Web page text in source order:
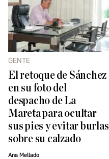
GENTE
El retoque de Sánchez
en su foto del
despacho de La
Mareta para ocultar
sus pies y evitar burlas
sobre su calzado
Ana Mellado